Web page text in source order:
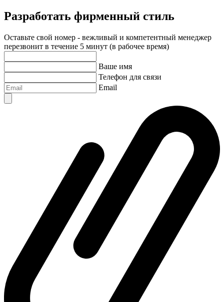
Разработать фирменный стиль
Оставьте свой номер - вежливый и компетентный менеджер
перезвонит в течение 5 минут (в рабочее время)
Ваше имя
Телефон для связи
Email